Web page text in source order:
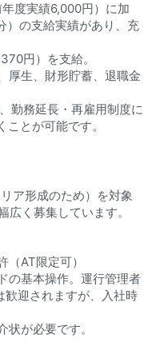
度実績6,000円）に加
）の支給実績があり、充
円）を支給。
厚生、財形貯蓄、退職金
勤務延長・再雇用制度に
とが可能です。
ア形成のため）を対象
く募集しています。
AT限定可）
の基本操作。運行管理者
歓迎されますが、入社時
が必要です。